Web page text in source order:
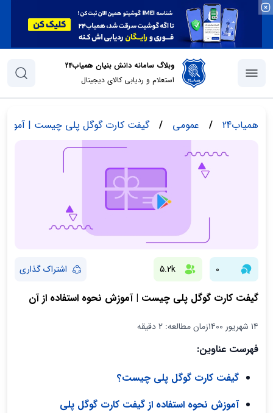
وبلاگ سامانه دانش بنیان همیاب24
استعلام و ردیابی کالای دیجیتال
همیاب24 / عمومی / گیفت کارت گوگل پلی چیست | آموزش
0
5.2k اشتراک گذاری
گیفت کارت گوگل پلی چیست | آموزش نحوه استفاده از آن
۱۴ شهریور ۱۴۰۰ زمان مطالعه: 2 دقیقه
فهرست عناوین:
گیفت کارت گوگل پلی چیست؟
آموزش نحوه استفاده از گیفت کارت گوگل پلی